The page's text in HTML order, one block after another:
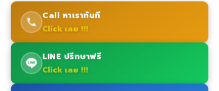
Call หาเราทันที
Click เลย !!!
LINE ปรึกษาฟรี
Click เลย !!!